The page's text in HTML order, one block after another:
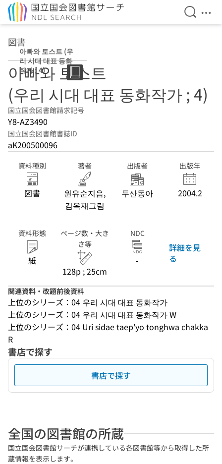
検索を
メ
図書
아빠와 토스트 (우
리 시대 대표 동화
작가 ; 4)
아빠와 토스트
(우리 시대 대표 동화작가 ; 4)
国立国会図書館請求記号
Y8-AZ3490
国立国会図書館書誌ID
aK200500096
資料種別
図書
著者
원유순지음,
김옥재그림
出版者
두산동아
出版年
2004.2
資料形態
紙
ページ数・大き
さ等
128p ; 25cm
NDC
-
詳細を見
る
関連資料・改題前後資料
上位のシリーズ：04 우리 시대 대표 동화작가
上位のシリーズ：04 우리 시대 대표 동화작가 W
上位のシリーズ：04 Uri sidae taep'yo tonghwa chakka
R
書店で探す
書店で探す
全国の図書館の所蔵
国立国会図書館サーチが連携している各図書館等から取得した所
蔵情報を表示します。